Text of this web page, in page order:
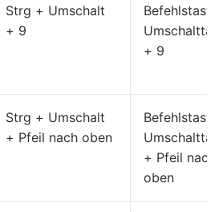
Strg + Umschalt
+ 9
Befehlstaste
+ 9
Strg + Umschalt
+ Pfeil nach oben
Befehlstaste
+ Pfeil nach
oben